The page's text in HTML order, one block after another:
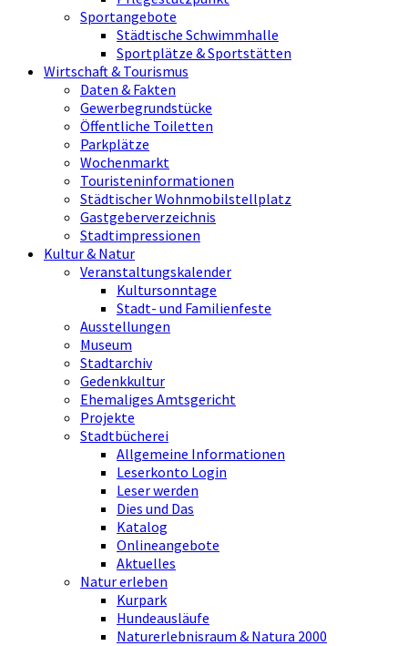
Sportangebote
Städtische Schwimmhalle
Sportplätze & Sportstätten
Wirtschaft & Tourismus
Daten & Fakten
Gewerbegrundstücke
Öffentliche Toiletten
Parkplätze
Wochenmarkt
Touristeninformationen
Städtischer Wohnmobilstellplatz
Gastgeberverzeichnis
Stadtimpressionen
Kultur & Natur
Veranstaltungskalender
Kultursonntage
Stadt- und Familienfeste
Ausstellungen
Museum
Stadtarchiv
Gedenkkultur
Ehemaliges Amtsgericht
Projekte
Stadtbücherei
Allgemeine Informationen
Leserkonto Login
Leser werden
Dies und Das
Katalog
Onlineangebote
Aktuelles
Natur erleben
Kurpark
Hundeausläufe
Naturerlebnisraum & Natura 2000